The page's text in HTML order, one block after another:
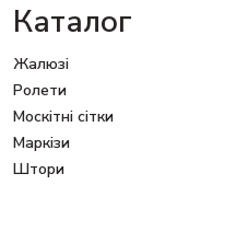
Каталог
Жалюзі
Ролети
Москітні сітки
Маркізи
Штори